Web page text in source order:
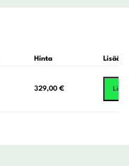
Hinta Lisää
329,00 €